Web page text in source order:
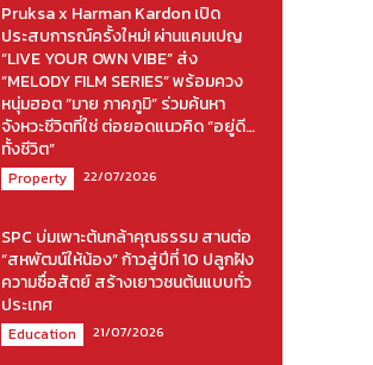
Pruksa x Harman Kardon เปิด
ประสบการณ์ครั้งใหม่! ผ่านแคมเปญ
“LIVE YOUR OWN VIBE” ส่ง
“MELODY FILM SERIES” พร้อมควง
หนุ่มฮอต “มาย ภาคภูมิ” ร่วมค้นหา
จังหวะชีวิตที่ใช่ ต่อยอดแนวคิด “อยู่ดี…
ทั้งชีวิต”
Property 22/07/2026
SPC บ่มเพาะต้นกล้าคุณธรรม สานต่อ
“สหพัฒน์ให้น้อง” ก้าวสู่ปีที่ 10 ปลูกฝัง
ความซื่อสัตย์ สร้างเยาวชนต้นแบบทั่ว
ประเทศ
Education 21/07/2026